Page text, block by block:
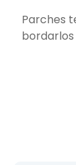
Parches